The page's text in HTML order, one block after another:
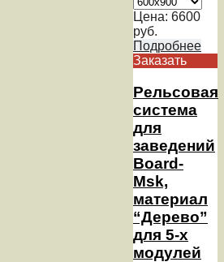
Цена: 6600
руб.
Подробнее
Заказать
Рельсовая
система
для
заведений
Board-
Msk,
материал
“Дерево”
для 5-х
модулей